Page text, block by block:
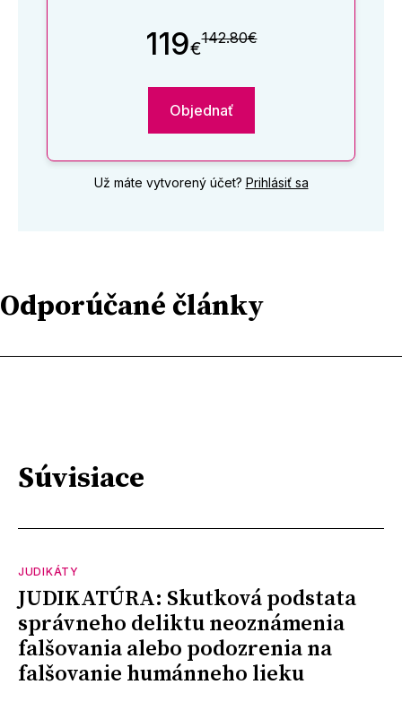
119€142.80€
Objednať
Už máte vytvorený účet? Prihlásiť sa
Odporúčané články
Súvisiace
JUDIKÁTY
JUDIKATÚRA: Skutková podstata
správneho deliktu neoznámenia
falšovania alebo podozrenia na
falšovanie humánneho lieku